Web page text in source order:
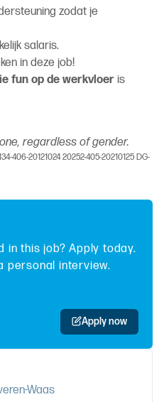
zodat je
salaris.
in deze job!
fun op de werkvloer is
regardless of gender.
406-20121024 20252-405-20210125 DG-
in this job? Apply today.
personal interview.
Apply now
Waas